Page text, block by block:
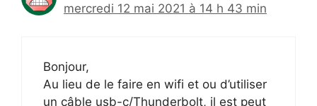
mercredi 12 mai 2021 à 14 h 43 min
Bonjour,
Au lieu de le faire en wifi et ou d’utiliser
un câble usb-c/Thunderbolt, il est peut